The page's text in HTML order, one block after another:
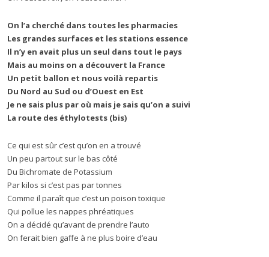
On l’a cherché dans toutes les pharmacies
Les grandes surfaces et les stations essence
Il n’y en avait plus un seul dans tout le pays
Mais au moins on a découvert la France
Un petit ballon et nous voilà repartis
Du Nord au Sud ou d’Ouest en Est
Je ne sais plus par où mais je sais qu’on a suivi
La route des éthylotests (bis)
Ce qui est sûr c’est qu’on en a trouvé
Un peu partout sur le bas côté
Du Bichromate de Potassium
Par kilos si c’est pas par tonnes
Comme il paraît que c’est un poison toxique
Qui pollue les nappes phréatiques
On a décidé qu’avant de prendre l’auto
On ferait bien gaffe à ne plus boire d’eau